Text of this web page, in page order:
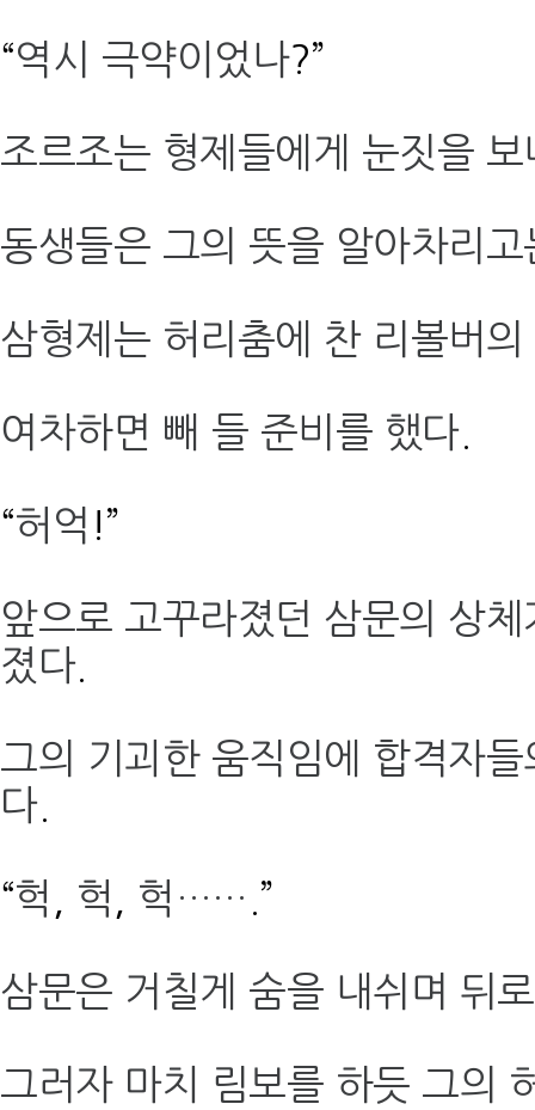
“역시 극약이었나?”
조르조는 형제들에게 눈짓을
동생들은 그의 뜻을 알아차리
삼형제는 허리춤에 찬 리볼버
여차하면 빼 들 준비를 했다.
“허억 !”
앞으로 고꾸라졌던 삼문의 상
졌다.
그의 기괴한 움직임에 합격자
다.
“헉 헉 헉…… .”
삼문은 거칠게 숨을 내쉬며 뒤
그러자 마치 림보를 하듯 그의